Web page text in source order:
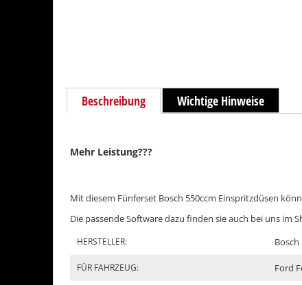
Beschreibung Wichtige Hinweise
Mehr Leistung???
Mit diesem Fünferset Bosch 550ccm Einspritzdüsen
Die passende Software dazu finden sie auch bei uns im
HERSTELLER: Bosch
FÜR FAHRZEUG: Ford